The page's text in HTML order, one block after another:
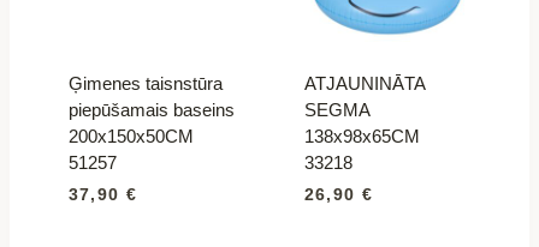
Ģimenes taisnstūra
piepūšamais baseins
200x150x50CM
51257
37,90 €
ATJAUNINĀTA
SEGMA
138x98x65CM
33218
26,90 €